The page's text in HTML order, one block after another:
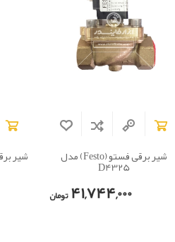
شیر برقی فستو (Festo) مدل
D4325
41,744,000تومان